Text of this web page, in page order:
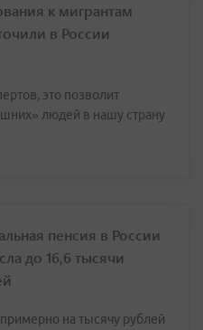
к мигрантам
в России
это позволит
людей в нашу страну
пенсия в России
до 16,6 тысячи
на тысячу рублей